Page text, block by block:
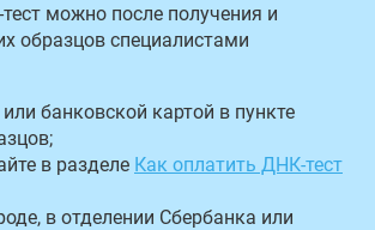
можно после получения и
образцов специалистами
банковской картой в пункте
в разделе Как оплатить ДНК-тест
в отделении Сбербанка или